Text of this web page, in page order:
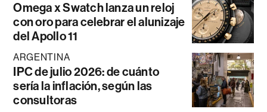
Omega x Swatch lanza un reloj
con oro para celebrar el alunizaje
del Apollo 11
ARGENTINA
IPC de julio 2026: de cuánto
sería la inflación, según las
consultoras